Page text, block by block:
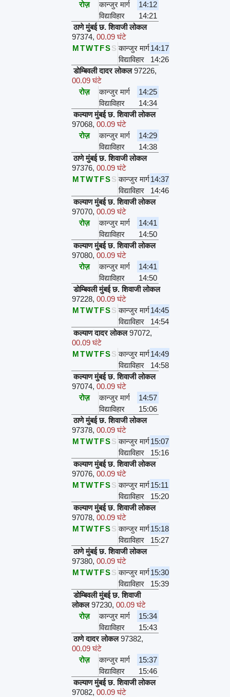
रोज़ कान्जुर मार्ग
14:12
विद्याविहार
14:21
ठाणे मुंबई छ. शिवाजी लोकल
97374, 00.09 घंटे
MTWT FS S कान्जुर मार्ग 14:17
विद्याविहार
14:26
डोम्बिवली दादर लोकल 97226,
00.09 घंटे
रोज़
कान्जुर मार्ग
14:25
विद्याविहार
14:34
कल्याण मुंबई छ. शिवाजी लोकल
97068, 00.09 घंटे
रोज़
कान्जुर मार्ग
14:29
विद्याविहार
14:38
ठाणे मुंबई छ. शिवाजी लोकल
97376, 00.09 घंटे
MTWT FS S कान्जुर मार्ग 14:37
विद्याविहार
14:46
कल्याण मुंबई छ. शिवाजी लोकल
97070, 00.09 घंटे
रोज़
कान्जुर मार्ग
14:41
विद्याविहार
14:50
कल्याण मुंबई छ. शिवाजी लोकल
97080, 00.09 घंटे
रोज़
कान्जुर मार्ग
14:41
विद्याविहार
14:50
डोम्बिवली मुंबई छ. शिवाजी लोकल
97228, 00.09 घंटे
MTWT FS S कान्जुर मार्ग 14:45
विद्याविहार
14:54
कल्याण दादर लोकल 97072,
00.09 घंटे
MTWT FS S कान्जुर मार्ग 14:49
विद्याविहार
14:58
कल्याण मुंबई छ. शिवाजी लोकल
97074, 00.09 घंटे
रोज़
कान्जुर मार्ग
14:57
विद्याविहार
15:06
ठाणे मुंबई छ. शिवाजी लोकल
97378, 00.09 घंटे
MTWT FS S कान्जुर मार्ग 15:07
विद्याविहार
15:16
कल्याण मुंबई छ. शिवाजी लोकल
97076, 00.09 घंटे
MTWT FS S कान्जुर मार्ग 15:11
विद्याविहार
15:20
कल्याण मुंबई छ. शिवाजी लोकल
97078, 00.09 घंटे
MTWT FS S कान्जुर मार्ग 15:18
विद्याविहार
15:27
ठाणे मुंबई छ. शिवाजी लोकल
97380, 00.09 घंटे
MTWT FS S कान्जुर मार्ग 15:30
विद्याविहार
15:39
डोम्बिवली मुंबई छ. शिवाजी
लोकल 97230, 00.09 घंटे
रोज़
कान्जुर मार्ग
15:34
विद्याविहार
15:43
ठाणे दादर लोकल 97382,
00.09 घंटे
रोज़
कान्जुर मार्ग
15:37
विद्याविहार
15:46
कल्याण मुंबई छ. शिवाजी लोकल
97082, 00.09 घंटे